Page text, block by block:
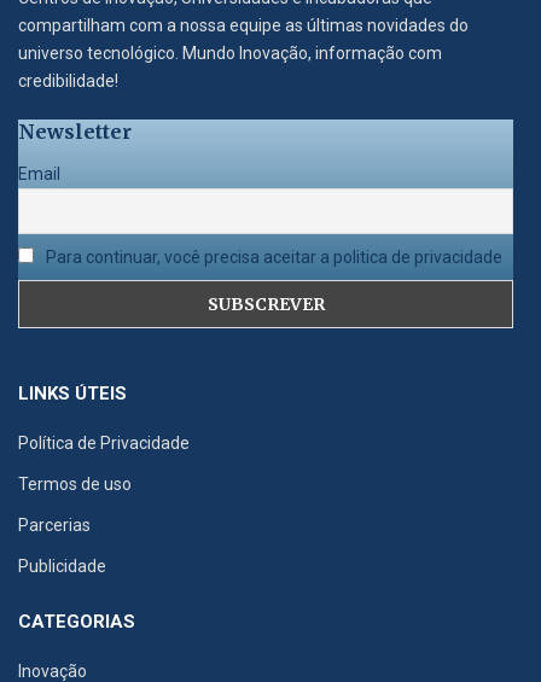
compartilham com a nossa equipe as últimas novidades do
universo tecnológico. Mundo Inovação, informação com
credibilidade!
Newsletter
Email
Para continuar, você precisa aceitar a politica de privacidade
LINKS ÚTEIS
Política de Privacidade
Termos de uso
Parcerias
Publicidade
CATEGORIAS
Inovação